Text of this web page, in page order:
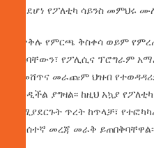
እንደሆነ የፖለቲካ ሳይንስ መምህሩ
በጥቅሉ የምርጫ ቅስቀሳ ወይም
ሀሳባቸውን፣ የፖሊሲና ፕሮግራም
ለመሸጥና መራጩም ህዝብ
እንዲችል ያግዛል፡፡ ከዚህ አኳያ
በሚያደርጉት ጥረት ከጥላቻ፣
ከሀሰተኛ መረጃ መራቅ